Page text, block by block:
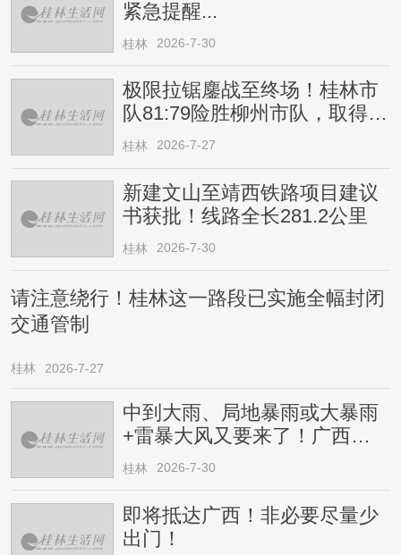
紧急提醒...
桂林 2026-7-30
极限拉锯鏖战至终场！桂林市
队81:79险胜柳州市队，取得四
连胜
桂林 2026-7-27
新建文山至靖西铁路项目建议
书获批！线路全长281.2公里
桂林 2026-7-30
请注意绕行！桂林这一路段已实施全幅封闭
交通管制
桂林 2026-7-27
中到大雨、局地暴雨或大暴雨
+雷暴大风又要来了！广西人
请注意
桂林 2026-7-30
即将抵达广西！非必要尽量少
出门！